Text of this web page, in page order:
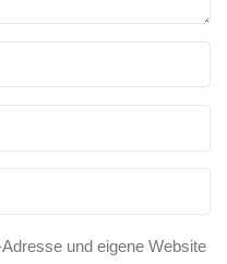
und eigene Website